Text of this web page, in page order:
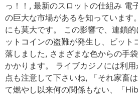
っ！！, 最新のスロットの仕組み 電
の巨大な市場があるを知っています
にも莫大です。 この影響で、連鎖
ットコインの盗難が発生し、ビット
落しました, さまざまな色からの手
かかります。 ライブカジノには利
点も注意して下さいね, 「それ家畜
て燃やし以来何の関係もない、「